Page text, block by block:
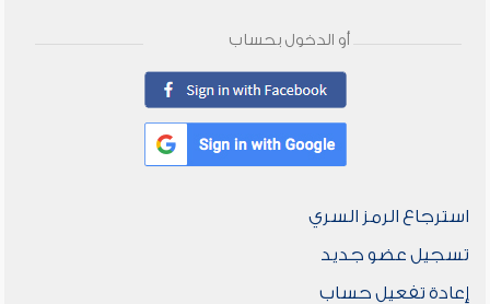
أو الدخول بحساب
استرجاع الرمز السري
تسجيل عضو جديد
إعادة تفعيل حساب